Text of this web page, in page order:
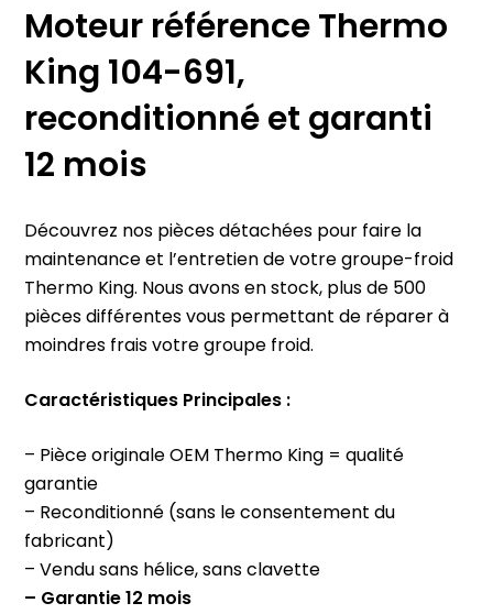
Moteur référence Thermo
King 104-691,
reconditionné et garanti
12 mois
Découvrez nos pièces détachées pour faire la
maintenance et l’entretien de votre groupe-froid
Thermo King. Nous avons en stock, plus de 500
pièces différentes vous permettant de réparer à
moindres frais votre groupe froid.
Caractéristiques Principales :
– Pièce originale OEM Thermo King = qualité
garantie
– Reconditionné (sans le consentement du
fabricant)
– Vendu sans hélice, sans clavette
– Garantie 12 mois